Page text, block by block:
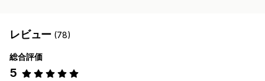
レビュー (78)
総合評価
5